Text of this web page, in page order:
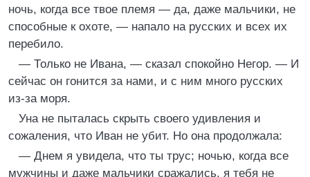
ночь, когда все твое племя — да, даже мальчики, не
способные к охоте, — напало на русских и всех их
перебило.
— Только не Ивана, — сказал спокойно Негор. — И
сейчас он гонится за нами, и с ним много русских
из-за моря.
Уна не пыталась скрыть своего удивления и
сожаления, что Иван не убит. Но она продолжала:
— Днем я увидела, что ты трус; ночью, когда все
мужчины и даже мальчики сражались, я тебя не